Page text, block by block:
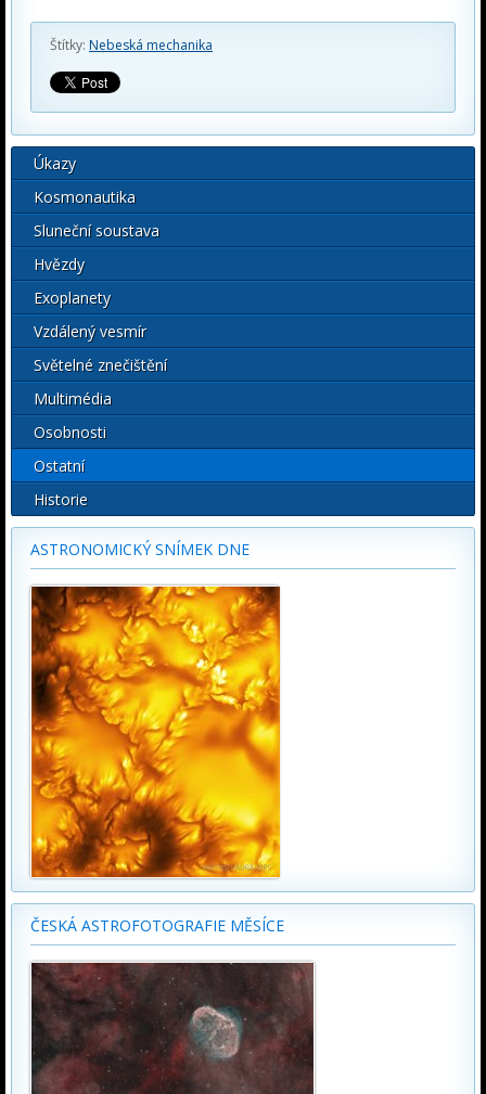
Štítky: Nebeská mechanika
Úkazy
Kosmonautika
Sluneční soustava
Hvězdy
Exoplanety
Vzdálený vesmír
Světelné znečištění
Multimédia
Osobnosti
Ostatní
Historie
ASTRONOMICKÝ SNÍMEK DNE
ČESKÁ ASTROFOTOGRAFIE MĚSÍCE